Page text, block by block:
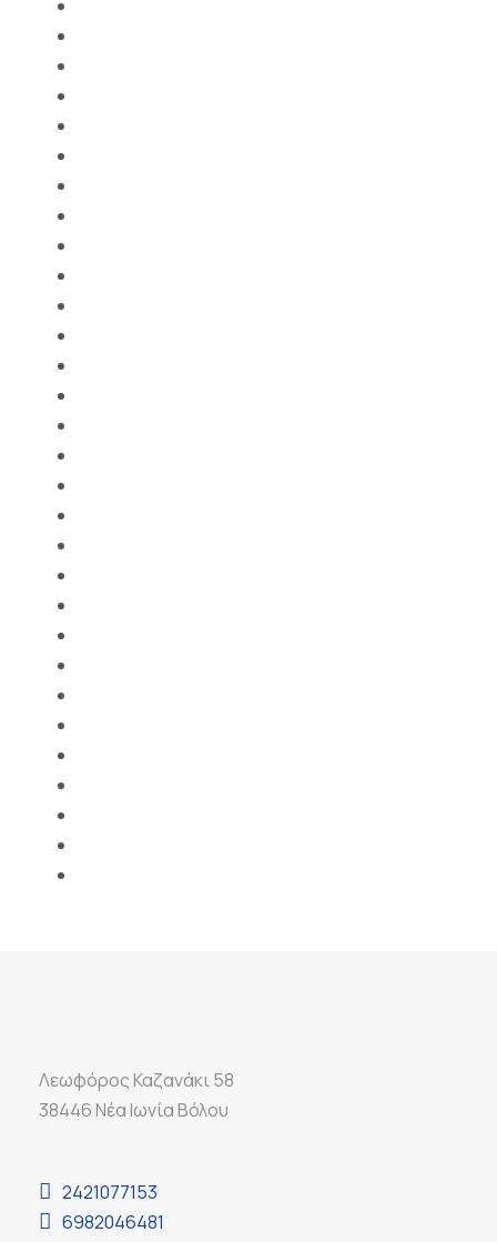
Λεωφόρος Καζανάκι 58
38446 Νέα Ιωνία Βόλου
2421077153
6982046481